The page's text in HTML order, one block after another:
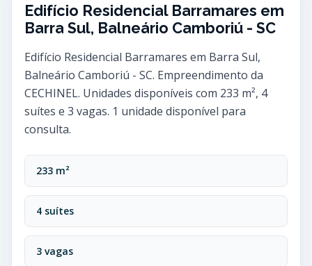
Edifício Residencial Barramares em
Barra Sul, Balneário Camboriú - SC
Edifício Residencial Barramares em Barra Sul,
Balneário Camboriú - SC. Empreendimento da
CECHINEL. Unidades disponíveis com 233 m², 4
suítes e 3 vagas. 1 unidade disponível para
consulta.
233 m²
4 suítes
3 vagas